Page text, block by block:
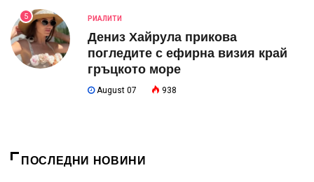
5 РИАЛИТИ
Дениз Хайрула прикова
погледите с ефирна визия край
гръцкото море
August 07 938
ПОСЛЕДНИ НОВИНИ